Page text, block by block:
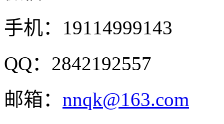
手机：19114999143
QQ：2842192557
邮箱： nnqk@163.com